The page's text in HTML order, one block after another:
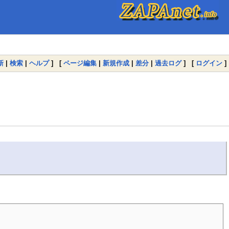
| 検索 | ヘルプ] [ ページ編集 | 新規作成 | 差分 | 過去ログ] [ ログイン ]